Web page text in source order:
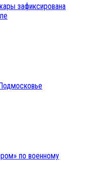
зафиксирована
по военному